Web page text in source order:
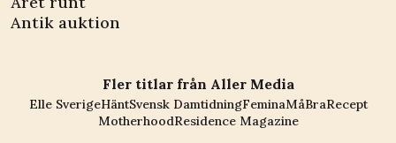
Antik auktion
Fler titlar från Aller Media
Elle SverigeHäntSvensk DamtidningFeminaMåBraRecept
MotherhoodResidence Magazine